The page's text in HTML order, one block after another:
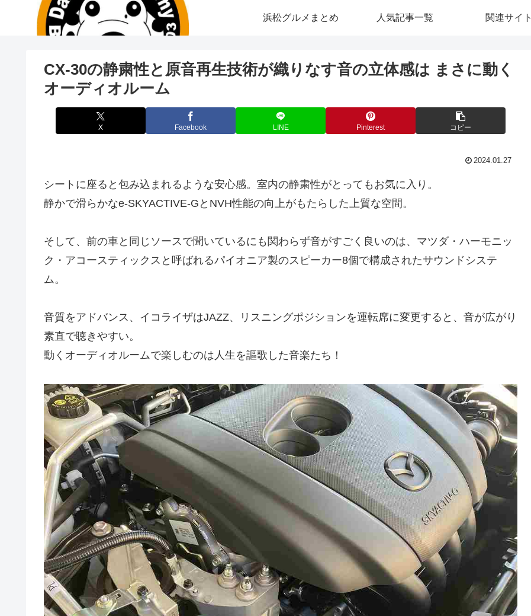
浜松グルメまとめ 人気記事一覧 関連サイト
CX-30の静粛性と原音再生技術が織りなす音の立体感は まさに動く
オーディオルーム
X Facebook LINE Pinterest コピー
2024.01.27
シートに座ると包み込まれるような安心感。室内の静粛性がとってもお気に入り。
静かで滑らかなe-SKYACTIVE-GとNVH性能の向上がもたらした上質な空間。
そして、前の車と同じソースで聞いているにも関わらず音がすごく良いのは、マツダ・ハーモニッ
ク・アコースティックスと呼ばれるパイオニア製のスピーカー8個で構成されたサウンドシステ
ム。
音質をアドバンス、イコライザはJAZZ、リスニングポジションを運転席に変更すると、音が広がり
素直で聴きやすい。
動くオーディオルームで楽しむのは人生を謳歌した音楽たち！